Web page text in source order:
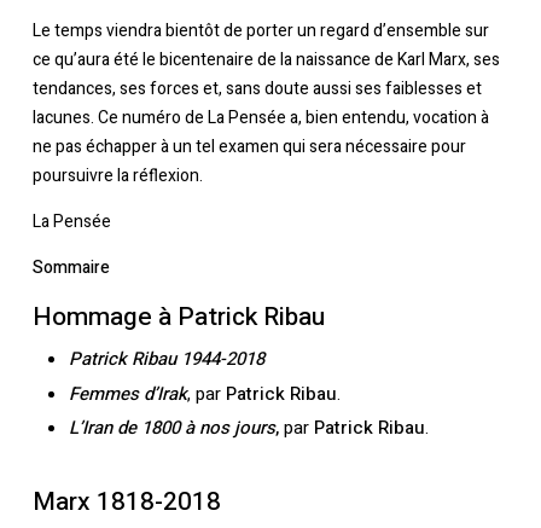
Le temps viendra bientôt de porter un regard d’ensemble sur
ce qu’aura été le bicentenaire de la naissance de Karl Marx, ses
tendances, ses forces et, sans doute aussi ses faiblesses et
lacunes. Ce numéro de La Pensée a, bien entendu, vocation à
ne pas échapper à un tel examen qui sera nécessaire pour
poursuivre la réflexion.
La Pensée
Sommaire
Hommage à Patrick Ribau
Patrick Ribau 1944-2018
Femmes d’Irak, par Patrick Ribau.
L’Iran de 1800 à nos jours,par Patrick Ribau.
Marx 1818-2018